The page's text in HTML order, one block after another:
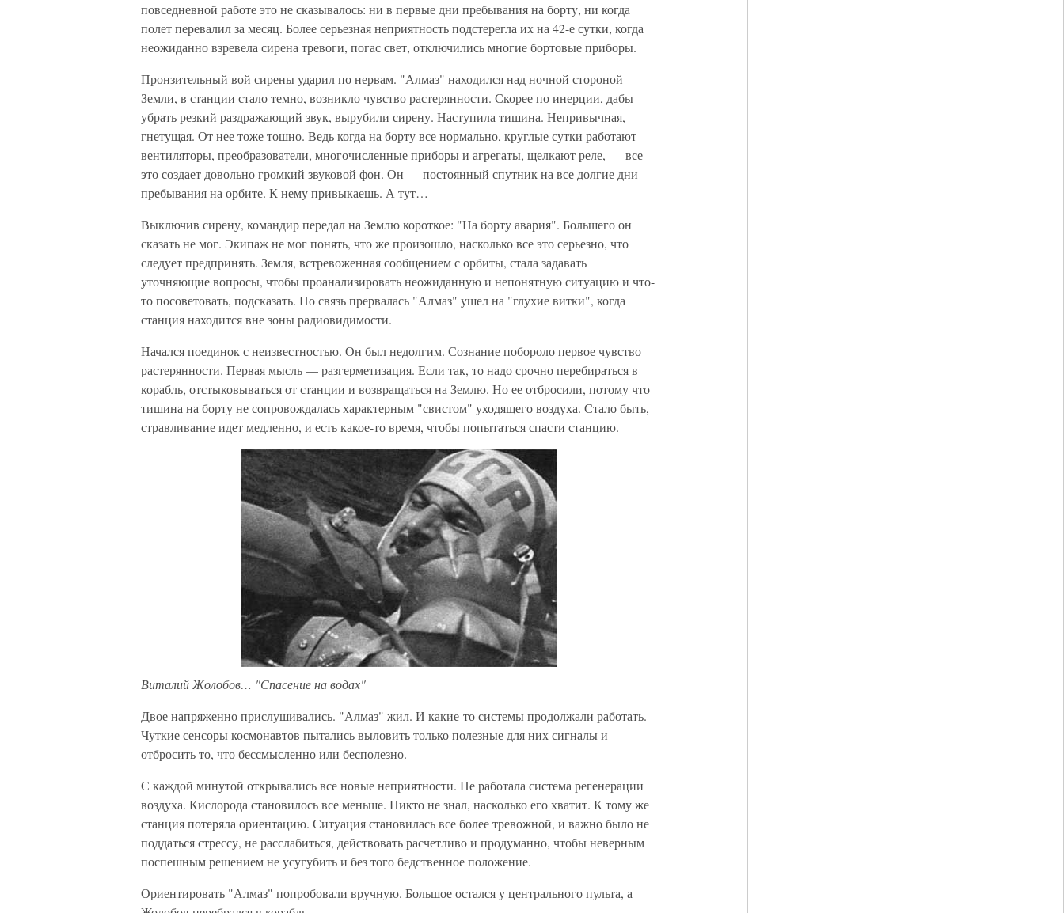
повседневной работе это не сказывалось: ни в первые дни пребывания на борту, ни когда
полет перевалил за месяц. Более серьезная неприятность подстерегла их на 42-е сутки, когда
неожиданно взревела сирена тревоги, погас свет, отключились многие бортовые приборы.
Пронзительный вой сирены ударил по нервам. "Алмаз" находился над ночной стороной
Земли, в станции стало темно, возникло чувство растерянности. Скорее по инерции, дабы
убрать резкий раздражающий звук, вырубили сирену. Наступила тишина. Непривычная,
гнетущая. От нее тоже тошно. Ведь когда на борту все нормально, круглые сутки работают
вентиляторы, преобразователи, многочисленные приборы и агрегаты, щелкают реле, — все
это создает довольно громкий звуковой фон. Он — постоянный спутник на все долгие дни
пребывания на орбите. К нему привыкаешь. А тут…
Выключив сирену, командир передал на Землю короткое: "На борту авария". Большего он
сказать не мог. Экипаж не мог понять, что же произошло, насколько все это серьезно, что
следует предпринять. Земля, встревоженная сообщением с орбиты, стала задавать
уточняющие вопросы, чтобы проанализировать неожиданную и непонятную ситуацию и что-
то посоветовать, подсказать. Но связь прервалась "Алмаз" ушел на "глухие витки", когда
станция находится вне зоны радиовидимости.
Начался поединок с неизвестностью. Он был недолгим. Сознание побороло первое чувство
растерянности. Первая мысль — разгерметизация. Если так, то надо срочно перебираться в
корабль, отстыковываться от станции и возвращаться на Землю. Но ее отбросили, потому что
тишина на борту не сопровождалась характерным "свистом" уходящего воздуха. Стало быть,
стравливание идет медленно, и есть какое-то время, чтобы попытаться спасти станцию.
Виталий Жолобов… "Спасение на водах"
Двое напряженно прислушивались. "Алмаз" жил. И какие-то системы продолжали работать.
Чуткие сенсоры космонавтов пытались выловить только полезные для них сигналы и
отбросить то, что бессмысленно или бесполезно.
С каждой минутой открывались все новые неприятности. Не работала система регенерации
воздуха. Кислорода становилось все меньше. Никто не знал, насколько его хватит. К тому же
станция потеряла ориентацию. Ситуация становилась все более тревожной, и важно было не
поддаться стрессу, не расслабиться, действовать расчетливо и продуманно, чтобы неверным
поспешным решением не усугубить и без того бедственное положение.
Ориентировать "Алмаз" попробовали вручную. Большое остался у центрального пульта, а